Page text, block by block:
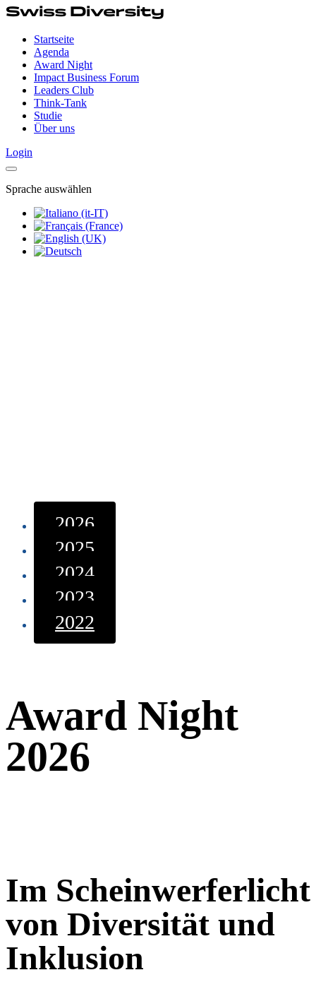
Startseite
Agenda
Award Night
Impact Business Forum
Leaders Club
Think-Tank
Studie
Über uns
Login
Sprache auswählen
2026
2025
2024
2023
2022
Award Night
2026
Im Scheinwerferlicht
von Diversität und
Inklusion